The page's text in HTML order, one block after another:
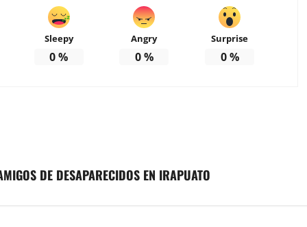
Sleepy
0%
Angry
0%
Surprise
0%
DE DESAPARECIDOS EN IRAPUATO